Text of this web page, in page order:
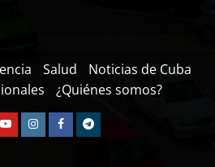
Salud
Noticias de Cuba
¿Quiénes somos?